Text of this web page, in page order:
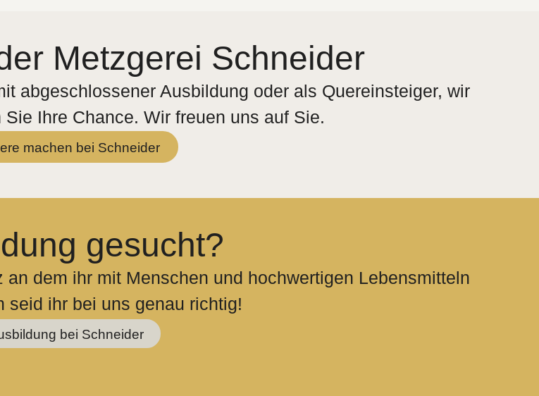
Metzgerei Schneider
abgeschlossener Ausbildung oder als Quereinsteiger, wir
Ihre Chance. Wir freuen uns auf Sie.
machen bei Schneider
gesucht?
dem ihr mit Menschen und hochwertigen Lebensmitteln
seid ihr bei uns genau richtig!
bei Schneider